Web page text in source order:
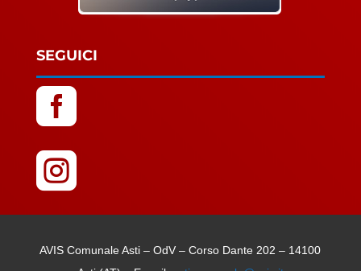
SEGUICI


AVIS Comunale Asti – OdV – Corso Dante 202 – 14100